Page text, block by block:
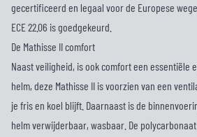
gecertificeerd en legaal voor de Europese
ECE 22.06 is goedgekeurd.
De Mathisse II comfort
Naast veiligheid, is ook comfort een essentiële
helm, deze Mathisse II is voorzien van een
je fris en koel blijft. Daarnaast is de
helm verwijderbaar, wasbaar. De